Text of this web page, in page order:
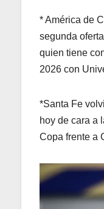
* América de
segunda
quien tiene
2026 con
*Santa Fe
hoy de cara a
Copa frente a